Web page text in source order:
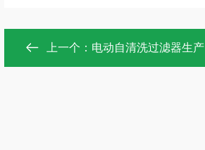
上一个： 电动自清洗过滤器生产